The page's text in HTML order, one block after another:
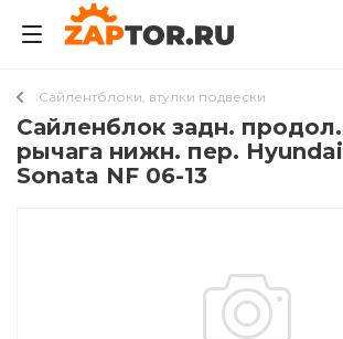
Сайлентблоки, втулки подвески
Сайленблок задн. продол.
рычага нижн. пер. Hyundai
Sonata NF 06-13